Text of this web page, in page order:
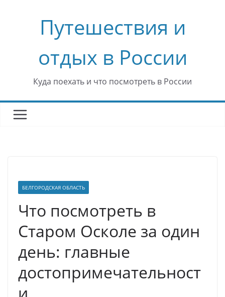
содержимомуПутешествия и
отдых в России
Куда поехать и что посмотреть в России
БЕЛГОРОДСКАЯ ОБЛАСТЬ
Что посмотреть в
Старом Осколе за один
день: главные
достопримечательност